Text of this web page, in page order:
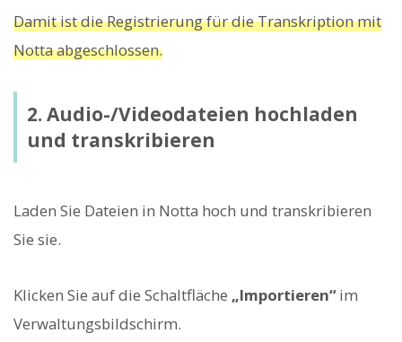
Damit ist die Registrierung für die Transkription mit
Notta abgeschlossen.
2. Audio-/Videodateien hochladen
und transkribieren
Laden Sie Dateien in Notta hoch und transkribieren
Sie sie.
Klicken Sie auf die Schaltfläche „Importieren“im
Verwaltungsbildschirm.